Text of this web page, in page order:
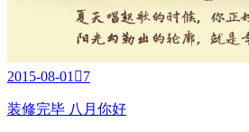
2015-08-01 7
装修完毕 八月你好